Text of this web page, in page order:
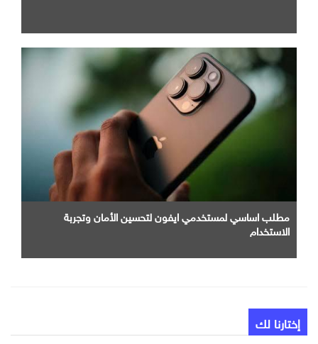
مطلب اساسي لمستخدمي ايفون لتحسين الأمان وتجربة
الاستخدام
إختارنا لك